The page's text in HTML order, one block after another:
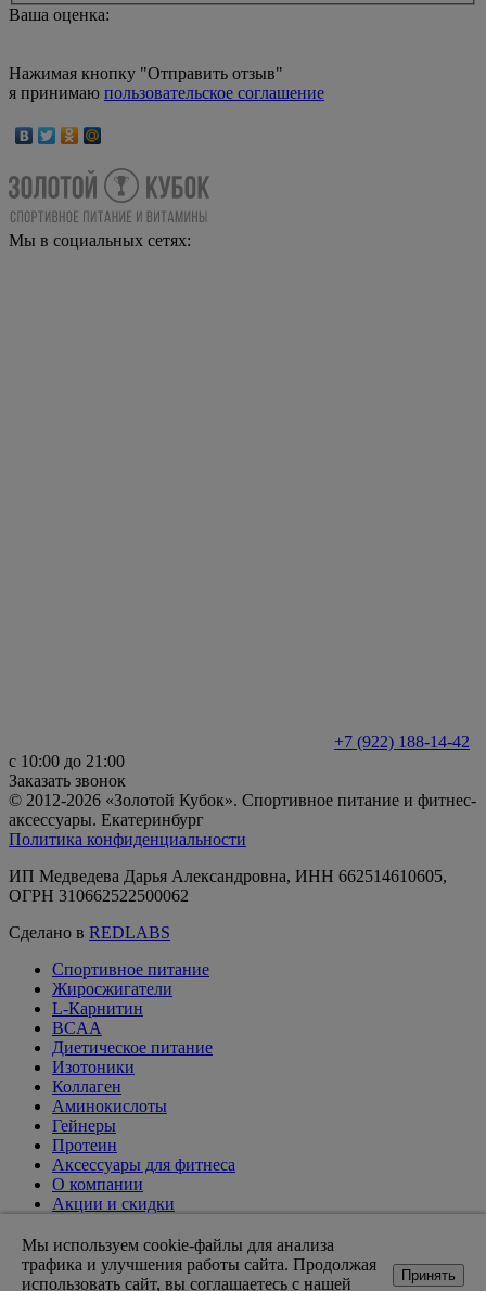
Ваша оценка:
Нажимая кнопку "Отправить отзыв"
я принимаю пользовательское соглашение
Мы в социальных сетях:
+7 (922) 188-14-42
с 10:00 до 21:00
Заказать звонок
© 2012-2026 «Золотой Кубок». Спортивное питание и фитнес-
аксессуары. Екатеринбург
Политика конфиденциальности
ИП Медведева Дарья Александровна, ИНН 662514610605,
ОГРН 310662522500062
Сделано в REDLABS
Спортивное питание
Жиросжигатели
L-Карнитин
BCAA
Диетическое питание
Изотоники
Коллаген
Аминокислоты
Гейнеры
Протеин
Аксессуары для фитнеса
О компании
Акции и скидки
Доставка и оплата
Оптовикам
Статьи
Мы используем cookie-файлы для анализа
трафика и улучшения работы сайта. Продолжая
использовать сайт, вы соглашаетесь с нашей
Принять